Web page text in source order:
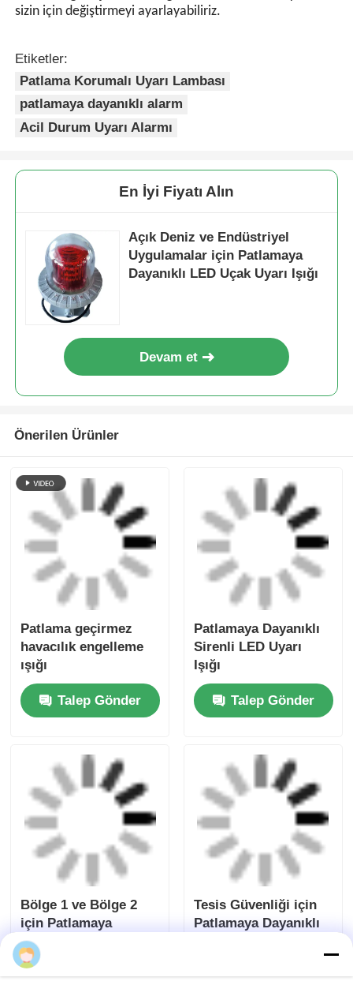
İkincisi,
test edilmiş ve iyi durumda paketlenmiştir. Arızalı toplu
ürünler için,
burada herhangi bir sorun varsa, lütfen teslim alındıktan
sonraki 3 gün içinde bizi bilgilendirin. Durum onaylanırsa
patlamaya dayanıklı alarm
Acil Durum Uyarı Alarmı
Açık Deniz ve Endüstriyel
Önerilen Ürünler
Patlama geçirmez
havacılık engelleme
ışığı
Talep Gönder
Patlamaya Dayanıklı
Sirenli LED Uyarı
Işığı
Talep Gönder